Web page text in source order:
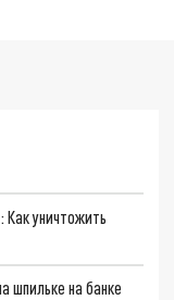
Как уничтожить
шпильке на банке